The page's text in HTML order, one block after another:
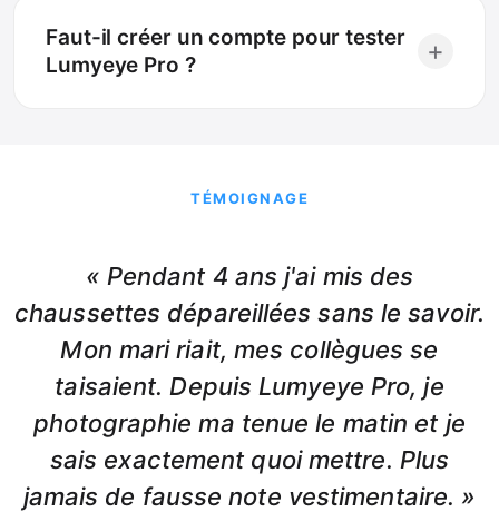
Faut-il créer un compte pour tester
Lumyeye Pro ?
+
TÉMOIGNAGE
« Pendant 4 ans j'ai mis des
chaussettes dépareillées sans le savoir.
Mon mari riait, mes collègues se
taisaient. Depuis Lumyeye Pro, je
photographie ma tenue le matin et je
sais exactement quoi mettre. Plus
jamais de fausse note vestimentaire. »